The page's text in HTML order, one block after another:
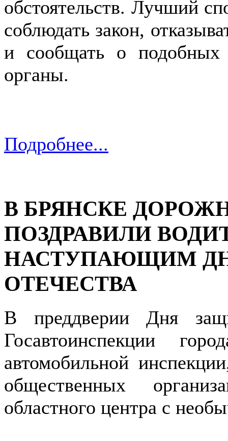
обстоятельств. Лучший
соблюдать закон,
и сообщать о подобных
органы.
Подробнее...
В БРЯНСКЕ
ПОЗДРАВИЛИ
НАСТУПАЮЩИМ
ОТЕЧЕСТВА
В преддверии Дня
Госавтоинспекции
автомобильной
общественных
областного центра с